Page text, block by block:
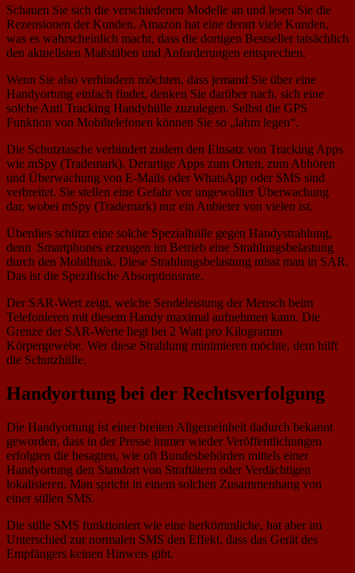
Schauen Sie sich die verschiedenen Modelle an und lesen Sie die
Rezensionen der Kunden. Amazon hat eine derart viele Kunden,
was es wahrscheinlich macht, dass die dortigen Bestseller tatsächlich
den aktuellsten Maßstäben und Anforderungen entsprechen.
Wenn Sie also verhindern möchten, dass jemand Sie über eine
Handyortung einfach findet, denken Sie darüber nach, sich eine
solche Anti Tracking Handyhülle zuzulegen. Selbst die GPS
Funktion von Mobiltelefonen können Sie so „lahm legen“.
Die Schutztasche verhindert zudem den Einsatz von Tracking Apps
wie mSpy (Trademark). Derartige Apps zum Orten, zum Abhören
und Überwachung von E-Mails oder WhatsApp oder SMS sind
verbreitet. Sie stellen eine Gefahr vor ungewollter Überwachung
dar, wobei mSpy (Trademark) nur ein Anbieter von vielen ist.
Überdies schützt eine solche Spezialhülle gegen Handystrahlung,
denn Smartphones erzeugen im Betrieb eine Strahlungsbelastung
durch den Mobilfunk. Diese Strahlungsbelastung misst man in SAR.
Das ist die Spezifische Absorptionsrate.
Der SAR-Wert zeigt, welche Sendeleistung der Mensch beim
Telefonieren mit diesem Handy maximal aufnehmen kann. Die
Grenze der SAR-Werte liegt bei 2 Watt pro Kilogramm
Körpergewebe. Wer diese Strahlung minimieren möchte, dem hilft
die Schutzhülle.
Handyortung bei der Rechtsverfolgung
Die Handyortung ist einer breiten Allgemeinheit dadurch bekannt
geworden, dass in der Presse immer wieder Veröffentlichungen
erfolgten die besagten, wie oft Bundesbehörden mittels einer
Handyortung den Standort von Straftätern oder Verdächtigen
lokalisieren. Man spricht in einem solchen Zusammenhang von
einer stillen SMS.
Die stille SMS funktioniert wie eine herkömmliche, hat aber im
Unterschied zur normalen SMS den Effekt, dass das Gerät des
Empfängers keinen Hinweis gibt.